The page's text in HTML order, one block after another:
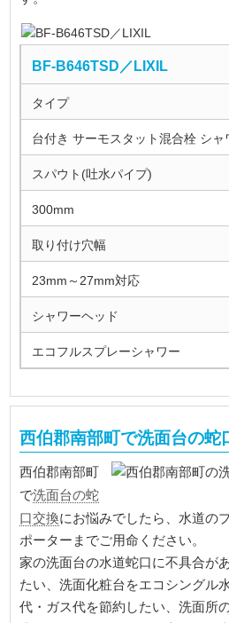
BF-B646TSD／LIXIL
タイプ
台付き サーモスタット混合栓 シャ
スパウト(吐水パイプ)
300mm
取り付け穴幅
23mm～27mm対応
シャワーヘッド
エコフルスプレーシャワー
西伯郡南部町で洗面台の蛇
西伯郡南部町
で洗面台の蛇
口交換にお悩みでしたら、水道の
ポーターまでご用命ください。
家の洗面台の水道蛇口に不具合が
たい、洗面化粧台をエコシングル
代・ガス代を節約したい、洗面所